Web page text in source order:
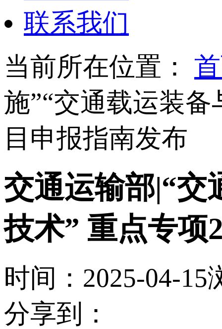
联系我们
当前所在位置：
施”“交通载运装
目申报指南发布
交通运输部|“交
技术” 重点专项
时间：2025-04-15
分享到：